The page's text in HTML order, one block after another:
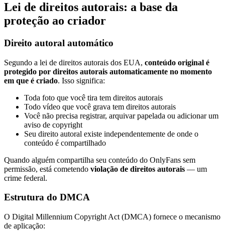
Lei de direitos autorais: a base da
proteção ao criador
Direito autoral automático
Segundo a lei de direitos autorais dos EUA, conteúdo original é
protegido por direitos autorais automaticamente no momento
em que é criado. Isso significa:
Toda foto que você tira tem direitos autorais
Todo vídeo que você grava tem direitos autorais
Você não precisa registrar, arquivar papelada ou adicionar um
aviso de copyright
Seu direito autoral existe independentemente de onde o
conteúdo é compartilhado
Quando alguém compartilha seu conteúdo do OnlyFans sem
permissão, está cometendo violação de direitos autorais — um
crime federal.
Estrutura do DMCA
O Digital Millennium Copyright Act (DMCA) fornece o mecanismo
de aplicação: